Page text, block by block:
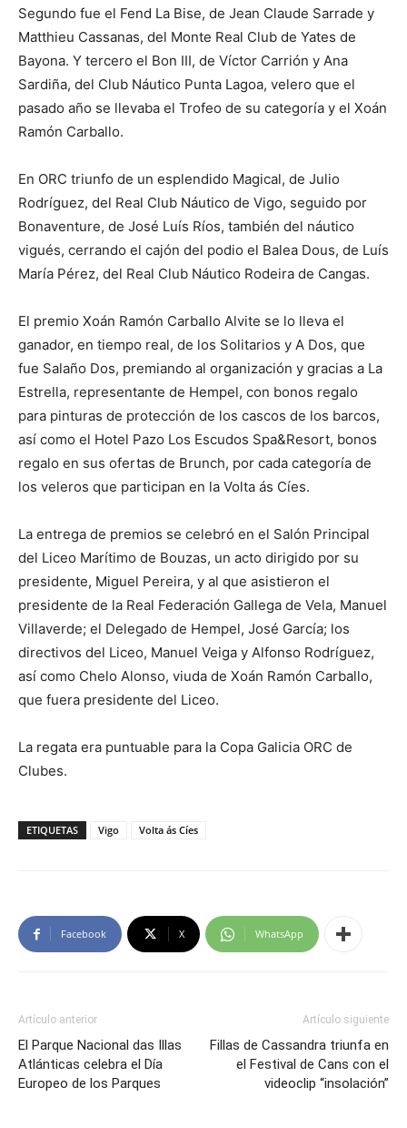
Segundo fue el Fend La Bise, de Jean Claude Sarrade y
Matthieu Cassanas, del Monte Real Club de Yates de
Bayona. Y tercero el Bon III, de Víctor Carrión y Ana
Sardiña, del Club Náutico Punta Lagoa, velero que el
pasado año se llevaba el Trofeo de su categoría y el Xoán
Ramón Carballo.
En ORC triunfo de un esplendido Magical, de Julio
Rodríguez, del Real Club Náutico de Vigo, seguido por
Bonaventure, de José Luís Ríos, también del náutico
vigués, cerrando el cajón del podio el Balea Dous, de Luís
María Pérez, del Real Club Náutico Rodeira de Cangas.
El premio Xoán Ramón Carballo Alvite se lo lleva el
ganador, en tiempo real, de los Solitarios y A Dos, que
fue Salaño Dos, premiando al organización y gracias a La
Estrella, representante de Hempel, con bonos regalo
para pinturas de protección de los cascos de los barcos,
así como el Hotel Pazo Los Escudos Spa&Resort, bonos
regalo en sus ofertas de Brunch, por cada categoría de
los veleros que participan en la Volta ás Cíes.
La entrega de premios se celebró en el Salón Principal
del Liceo Marítimo de Bouzas, un acto dirigido por su
presidente, Miguel Pereira, y al que asistieron el
presidente de la Real Federación Gallega de Vela, Manuel
Villaverde; el Delegado de Hempel, José García; los
directivos del Liceo, Manuel Veiga y Alfonso Rodríguez,
así como Chelo Alonso, viuda de Xoán Ramón Carballo,
que fuera presidente del Liceo.
La regata era puntuable para la Copa Galicia ORC de
Clubes.
ETIQUETAS Vigo Volta ás Cíes
Facebook X WhatsApp
Artículo anterior
El Parque Nacional das Illas
Atlánticas celebra el Día
Europeo de los Parques
Artículo siguiente
Fillas de Cassandra triunfa en
el Festival de Cans con el
videoclip “insolación”